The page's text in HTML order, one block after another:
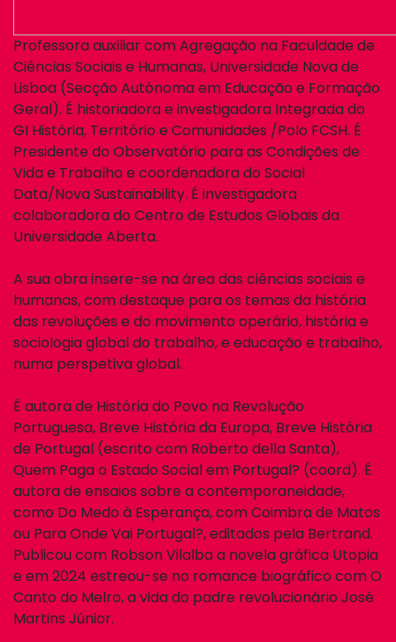
Professora auxiliar com Agregação na Faculdade de
Ciências Sociais e Humanas, Universidade Nova de
Lisboa (Secção Autónoma em Educação e Formação
Geral). É historiadora e investigadora Integrada do
GI História, Território e Comunidades /Polo FCSH. É
Presidente do Observatório para as Condições de
Vida e Trabalho e coordenadora do Social
Data/Nova Sustainability. É investigadora
colaboradora do Centro de Estudos Globais da
Universidade Aberta.
A sua obra insere-se na área das ciências sociais e
humanas, com destaque para os temas da história
das revoluções e do movimento operário, história e
sociologia global do trabalho, e educação e trabalho,
numa perspetiva global.
É autora de História do Povo na Revolução
Portuguesa, Breve História da Europa, Breve História
de Portugal (escrito com Roberto della Santa),
Quem Paga o Estado Social em Portugal? (coord). É
autora de ensaios sobre a contemporaneidade,
como Do Medo à Esperança, com Coimbra de Matos
ou Para Onde Vai Portugal?, editados pela Bertrand.
Publicou com Robson Vilalba a novela gráfica Utopia
e em 2024 estreou-se no romance biográfico com O
Canto do Melro, a vida do padre revolucionário José
Martins Júnior.